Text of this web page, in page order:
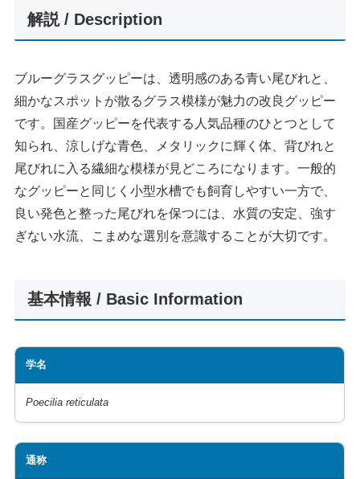
解説 / Description
ブルーグラスグッピーは、透明感のある青い尾びれと、
細かなスポットが散るグラス模様が魅力の改良グッピー
です。国産グッピーを代表する人気品種のひとつとして
知られ、涼しげな青色、メタリックに輝く体、背びれと
尾びれに入る繊細な模様が見どころになります。一般的
なグッピーと同じく小型水槽でも飼育しやすい一方で、
良い発色と整った尾びれを保つには、水質の安定、強す
ぎない水流、こまめな選別を意識することが大切です。
基本情報 / Basic Information
学名
Poecilia reticulata
通称